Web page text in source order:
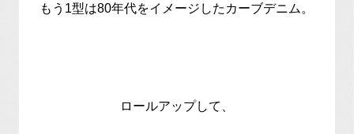
もう1型は80年代をイメージしたカーブデニム。
ロールアップして、